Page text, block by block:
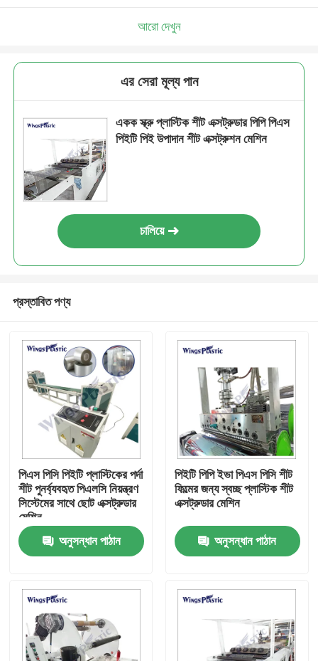
পণ্য
আমাদের সম্পর্কে
আরো দেখুন
এর সেরা মূল্য পান
একক স্ক্রু প্লাস্টিক শীট এক্সট্রুডার পিপি পিএস
পিইটি পিই উপাদান শীট এক্সট্রুশন মেশিন
চালিয়ে
প্রস্তাবিত পণ্য
পিএস পিসি পিইটি প্লাস্টিকের পর্দা
শীট পুনর্ব্যবহৃত পিএলসি নিয়ন্ত্রণ
সিস্টেমের সাথে ছোট এক্সট্রুডার
মেশিন
অনুসন্ধান পাঠান
পিইটি পিপি ইভা পিএস পিসি শীট
ফিল্মের জন্য স্বচ্ছ প্লাস্টিক শীট
এক্সট্রুডার মেশিন
অনুসন্ধান পাঠান